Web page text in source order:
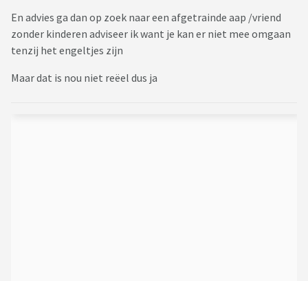
En advies ga dan op zoek naar een afgetrainde aap /vriend
zonder kinderen adviseer ik want je kan er niet mee omgaan
tenzij het engeltjes zijn
Maar dat is nou niet reëel dus ja